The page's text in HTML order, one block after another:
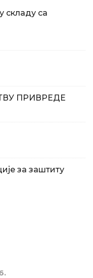
складу са
ПРИВРЕДЕ
за заштиту